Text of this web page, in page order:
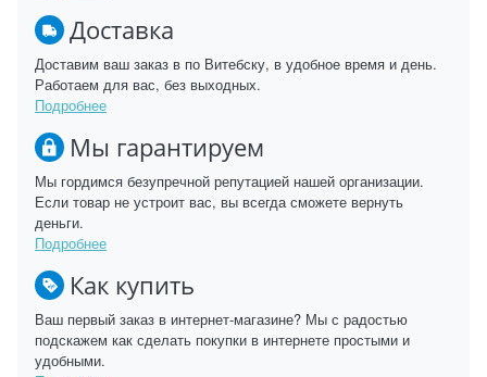
Доставка
Доставим ваш заказ в по Витебску, в удобное время и день.
Работаем для вас, без выходных.
Подробнее
Мы гарантируем
Мы гордимся безупречной репутацией нашей организации.
Если товар не устроит вас, вы всегда сможете вернуть
деньги.
Подробнее
Как купить
Ваш первый заказ в интернет-магазине? Мы с радостью
подскажем как сделать покупки в интернете простыми и
удобными.